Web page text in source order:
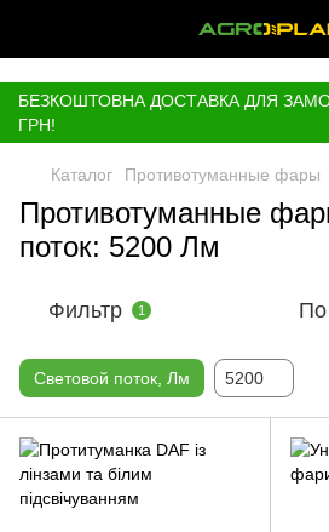
БЕЗКОШТОВНА ДОСТАВКА ДЛЯ
ГРН!
Каталог Противотуманные фары
Противотуманные
поток: 5200 Лм
Фильтр 1 По
Световой поток, Лм 5200